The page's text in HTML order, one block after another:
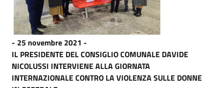
- 25 novembre 2021 -
IL PRESIDENTE DEL CONSIGLIO COMUNALE DAVIDE
NICOLUSSI INTERVIENE ALLA GIORNATA
INTERNAZIONALE CONTRO LA VIOLENZA SULLE DONNE